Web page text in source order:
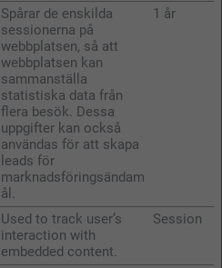
Spårar de enskilda
sessionerna på
webbplatsen, så att
webbplatsen kan
sammanställa
statistiska data från
flera besök. Dessa
uppgifter kan också
användas för att skapa
leads för
marknadsföringsändam
ål.
1 år
Used to track user’s
interaction with
embedded content.
Session